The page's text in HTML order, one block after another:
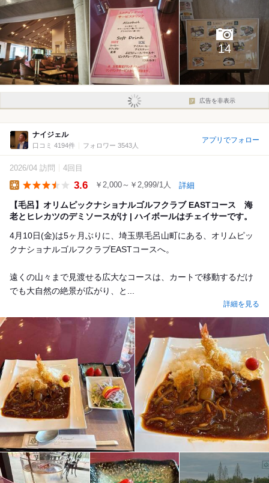
14
広告を非表示
ナイジェル
口コミ 4194件 フォロワー 3543人
アプリでフォロー
2026/04 訪問 4回目
3.6 ￥2,000～￥2,999/1人 詳細
【毛呂】オリムピックナショナルゴルフクラブ EASTコース 海
老とヒレカツのデミソースがけ | ハイボールはチェイサーです。
4月10日(金)は5ヶ月ぶりに、埼玉県毛呂山町にある、オリムピッ
クナショナルゴルフクラブEASTコースへ。
遠くの山々まで見渡せる広大なコースは、カートで移動するだけ
でも大自然の絶景が広がり、と...
詳細を見る